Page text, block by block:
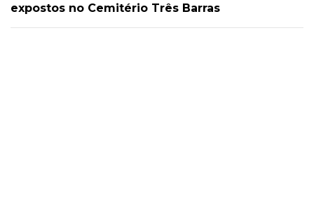
expostos no Cemitério Três Barras